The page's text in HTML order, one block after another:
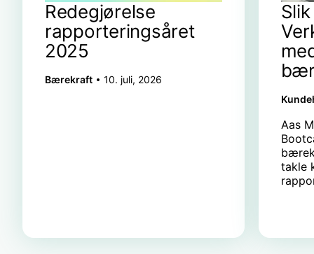
Redegjørelse
rapporteringsåret
2025
Bærekraft 10. juli, 2026
Aas
takle